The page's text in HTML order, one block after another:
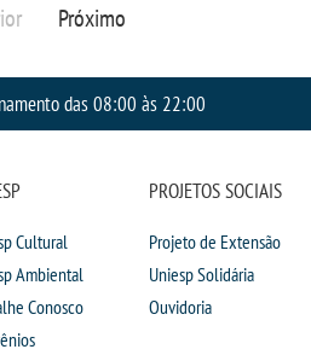
Próximo
das 08:00 às 22:00
Cultural
Ambiental
Conosco
PROJETOS SOCIAIS
Projeto de Extensão
Uniesp Solidária
Ouvidoria